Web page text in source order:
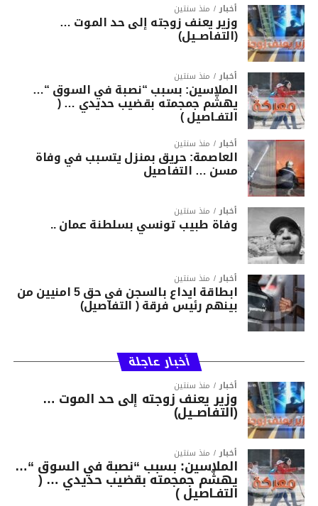
أخبار منذ سنتين
وزير يعنف زوجته إلى حد الموت …
(التفاصــيل)
أخبار منذ سنتين
الملاسين: بسبب “نصبة في السوق “…
يهشّم جمجمته بقضيب حديدي … (
التفـاصيل )
أخبار منذ سنتين
العاصمة: حريق بمنزل يتسبب في وفاة
مسن … التفاصيل
أخبار منذ سنتين
وفاة طبيب تونسي بسلطنة عمان ..
أخبار منذ سنتين
ابطاقة ايداع بالسجن في حق 5 امنيين من
بينهم رئيس فرقة ( التفاصيل)
أخبار عاجلة
أخبار منذ سنتين
وزير يعنف زوجته إلى حد الموت …
(التفاصــيل)
أخبار منذ سنتين
الملاسين: بسبب “نصبة في السوق “…
يهشّم جمجمته بقضيب حديدي … (
التفـاصيل )